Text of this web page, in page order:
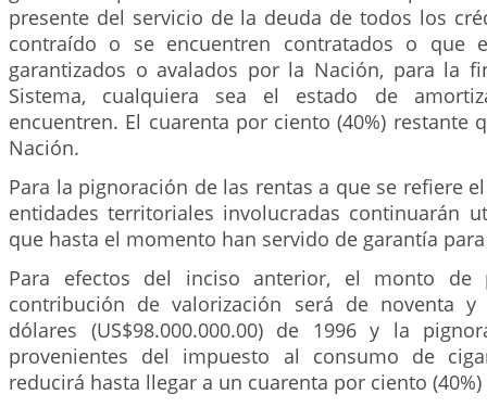
presente del servicio de la deuda de todos los
contraído o se encuentren contratados o que
garantizados o avalados por la Nación, para la
Sistema, cualquiera sea el estado de
encuentren. El cuarenta por ciento (40%) restante
Nación.
Para la pignoración de las rentas a que se refiere
entidades territoriales involucradas continuarán
que hasta el momento han servido de garantía
Para efectos del inciso anterior, el monto de
contribución de valorización será de noventa
dólares (US$98.000.000.00) de 1996 y la
provenientes del impuesto al consumo de
reducirá hasta llegar a un cuarenta por ciento